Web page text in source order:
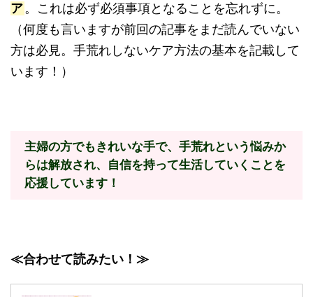
ア 。これは必ず必須事項となることを忘れずに。
（何度も言いますが前回の記事をまだ読んでいない
方は必見。手荒れしないケア方法の基本を記載して
います！）
主婦の方でもきれいな手で、手荒れという悩みか
らは解放され、自信を持って生活していくことを
応援しています！
≪合わせて読みたい！≫